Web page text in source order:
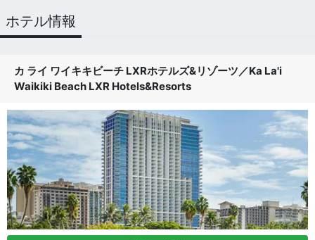
ホテル情報
カ ライ ワイキキビーチ LXRホテルズ&リゾーツ／Ka La'i
Waikiki Beach LXR Hotels&Resorts